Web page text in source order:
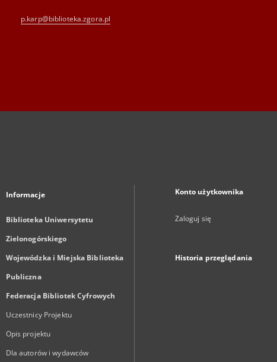
p.karp@biblioteka.zgora.pl
Informacje
Biblioteka Uniwersytetu
Zielonogórskiego
Wojewódzka i Miejska Biblioteka
Publiczna
Federacja Bibliotek Cyfrowych
Uczestnicy Projektu
Opis projektu
Dla autorów i wydawców
Konto użytkownika
Zaloguj się
Historia przeglądania